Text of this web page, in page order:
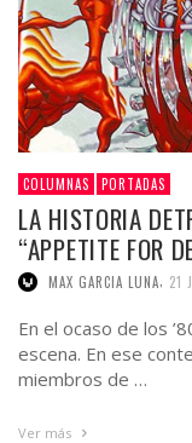
COLUMNAS PORTADAS
LA HISTORIA
“APPETITE FOR
MAX GARCIA LUNA 21
En el ocaso de los
escena. En ese
miembros de …
Ver más